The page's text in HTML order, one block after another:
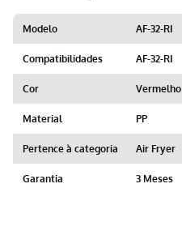
Modelo AF-32-RI
Compatibilidades AF-32-RI
Cor Vermelho
Material PP
Pertence à categoria Air Fryer
Garantia 3 Meses